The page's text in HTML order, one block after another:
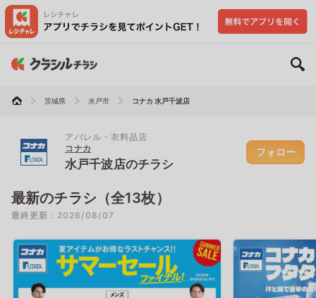
茨城県 水戸市 コナカ 水戸千波店
アパレル・衣料品店
コナカ
水戸千波店のチラシ
フォロー
最新のチラシ（全13枚）
最終更新：2026/08/07